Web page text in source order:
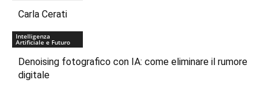
Carla Cerati
Intelligenza
Artificiale e Futuro
Denoising fotografico con IA: come eliminare il rumore
digitale